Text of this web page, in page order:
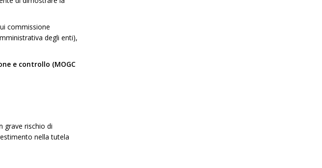
commissione
degli enti),
e controllo (MOGC
grave rischio di
nella tutela